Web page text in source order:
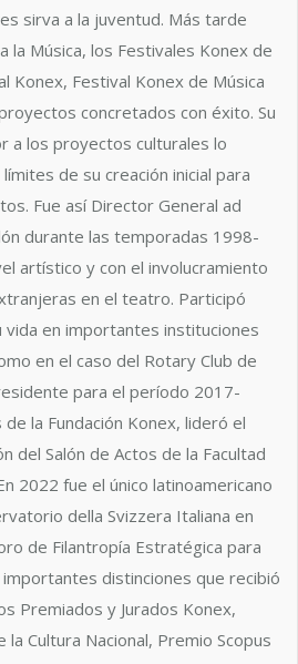
sirva a la juventud. Más tarde
la Música, los Festivales Konex de
Konex, Festival Konex de Música
concretados con éxito. Su
a los proyectos culturales lo
de su creación inicial para
Fue así Director General ad
durante las temporadas 1998-
artístico y con el involucramiento
en el teatro. Participó
vida en importantes instituciones
en el caso del Rotary Club de
para el período 2017-
la Fundación Konex, lideró el
del Salón de Actos de la Facultad
2022 fue el único latinoamericano
della Svizzera Italiana en
de Filantropía Estratégica para
distinciones que recibió
Premiados y Jurados Konex,
Cultura Nacional, Premio Scopus